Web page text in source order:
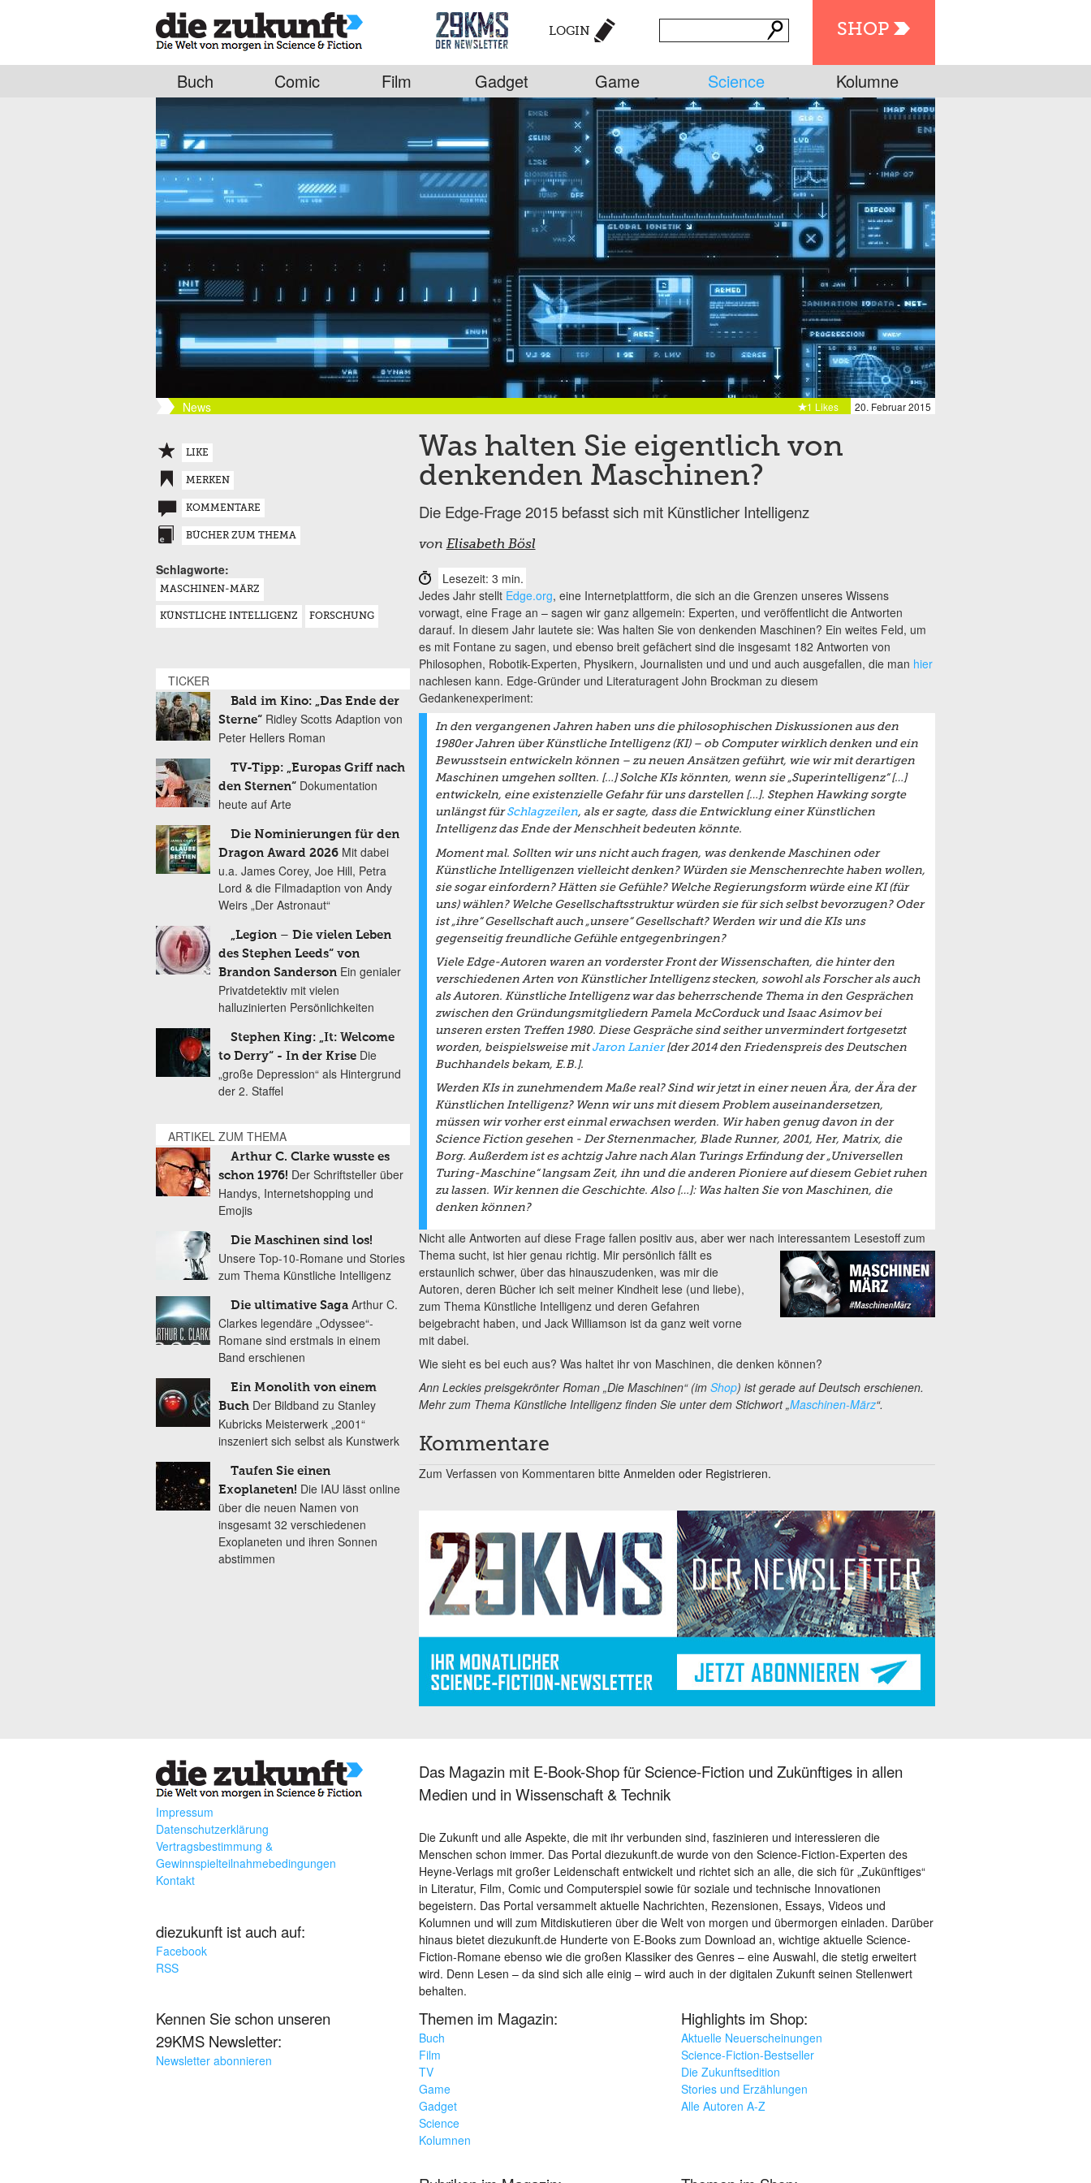
SHOP
LOGIN
Buch Comic Film Gadget Game Science Kolumne
News 20. Februar 2015
1 Likes
Was halten Sie eigentlich von
denkenden Maschinen?
Die Edge-Frage 2015 befasst sich mit Künstlicher Intelligenz
von Elisabeth Bösl
Lesezeit: 3 min.
Jedes Jahr stellt Edge.org, eine Internetplattform, die sich an die Grenzen unseres Wissens
vorwagt, eine Frage an – sagen wir ganz allgemein: Experten, und veröffentlicht die Antworten
darauf. In diesem Jahr lautete sie: Was halten Sie von denkenden Maschinen? Ein weites Feld, um
es mit Fontane zu sagen, und ebenso breit gefächert sind die insgesamt 182 Antworten von
Philosophen, Robotik-Experten, Physikern, Journalisten und und und auch ausgefallen, die man hier
nachlesen kann. Edge-Gründer und Literaturagent John Brockman zu diesem
Gedankenexperiment:
In den vergangenen Jahren haben uns die philosophischen Diskussionen aus den
1980er Jahren über Künstliche Intelligenz (KI) – ob Computer wirklich denken und ein
Bewusstsein entwickeln können – zu neuen Ansätzen geführt, wie wir mit derartigen
Maschinen umgehen sollten. […] Solche KIs könnten, wenn sie „Superintelligenz“ […]
entwickeln, eine existenzielle Gefahr für uns darstellen […]. Stephen Hawking sorgte
unlängst fürSchlagzeilen, als er sagte, dass die Entwicklung einer Künstlichen
Intelligenz das Ende der Menschheit bedeuten könnte.
Moment mal. Sollten wir uns nicht auch fragen, was denkende Maschinen oder
Künstliche Intelligenzen vielleicht denken? Würden sie Menschenrechte haben wollen,
sie sogar einfordern? Hätten sie Gefühle? Welche Regierungsform würde eine KI (für
uns) wählen? Welche Gesellschaftsstruktur würden sie für sich selbst bevorzugen? Oder
ist „ihre“ Gesellschaft auch „unsere“ Gesellschaft? Werden wir und die KIs uns
gegenseitig freundliche Gefühle entgegenbringen?
Viele Edge-Autoren waren an vorderster Front der Wissenschaften, die hinter den
verschiedenen Arten von Künstlicher Intelligenz stecken, sowohl als Forscher als auch
als Autoren. Künstliche Intelligenz war das beherrschende Thema in den Gesprächen
zwischen den Gründungsmitgliedern Pamela McCorduck und Isaac Asimov bei
unseren ersten Treffen 1980. Diese Gespräche sind seither unvermindert fortgesetzt
worden, beispielsweise mitJaron Lanier [der 2014 den Friedenspreis des Deutschen
Buchhandels bekam, E.B.].
Werden KIs in zunehmendem Maße real? Sind wir jetzt in einer neuen Ära, der Ära der
Künstlichen Intelligenz? Wenn wir uns mit diesem Problem auseinandersetzen,
müssen wir vorher erst einmal erwachsen werden. Wir haben genug davon in der
Science Fiction gesehen - Der Sternenmacher, Blade Runner, 2001, Her, Matrix, die
Borg. Außerdem ist es achtzig Jahre nach Alan Turings Erfindung der „Universellen
Turing-Maschine“ langsam Zeit, ihn und die anderen Pioniere auf diesem Gebiet ruhen
zu lassen. Wir kennen die Geschichte. Also […]: Was halten Sie von Maschinen, die
denken können?
Nicht alle Antworten auf diese Frage fallen positiv aus, aber wer nach interessantem Lesestoffzum
Thema sucht, ist hier genau richtig. Mir persönlich fällt es
erstaunlich schwer, über das hinauszudenken, was mir die
Autoren, deren Bücher ich seit meiner Kindheit lese (und liebe),
zum Thema Künstliche Intelligenz und deren Gefahren
beigebracht haben, und Jack Williamson ist da ganz weit vorne
mit dabei.
Wie sieht es bei euch aus? Was haltet ihr von Maschinen, die denken können?
Ann Leckies preisgekrönter Roman „Die Maschinen“ (im Shop) ist gerade auf Deutsch erschienen.
Mehr zum Thema Künstliche Intelligenz finden Sie unter dem Stichwort „Maschinen-März“.
Kommentare
Zum Verfassen von Kommentaren bitte Anmelden oder Registrieren.
LIKE
MERKEN
KOMMENTARE
BÜCHER ZUM THEMA
Schlagworte:
MASCHINEN-MÄRZ
KÜNSTLICHE INTELLIGENZ FORSCHUNG
TICKER
Bald im Kino: „Das Ende der
Sterne“ Ridley Scotts Adaption von
Peter Hellers Roman
TV-Tipp: „Europas Griff nach
den Sternen“ Dokumentation
heute auf Arte
Die Nominierungen für den
Dragon Award 2026 Mit dabei
u.a. James Corey, Joe Hill, Petra
Lord & die Filmadaption von Andy
Weirs „Der Astronaut“
„Legion – Die vielen Leben
des Stephen Leeds“ von
Brandon Sanderson Ein genialer
Privatdetektiv mit vielen
halluzinierten Persönlichkeiten
Stephen King: „It: Welcome
to Derry“ - In der Krise Die
„große Depression“ als Hintergrund
der 2. Staffel
ARTIKEL ZUM THEMA
Arthur C. Clarke wusste es
schon 1976! Der Schriftsteller über
Handys, Internetshopping und
Emojis
Die Maschinen sind los!
Unsere Top-10-Romane und Stories
zum Thema Künstliche Intelligenz
Die ultimative Saga Arthur C.
Clarkes legendäre „Odyssee“-
Romane sind erstmals in einem
Band erschienen
Ein Monolith von einem
Buch Der Bildband zu Stanley
Kubricks Meisterwerk „2001“
inszeniert sich selbst als Kunstwerk
Taufen Sie einen
Exoplaneten! Die IAU lässt online
über die neuen Namen von
insgesamt 32 verschiedenen
Exoplaneten und ihren Sonnen
abstimmen
Impressum
Datenschutzerklärung
Vertragsbestimmung &
Gewinnspielteilnahmebedingungen
Kontakt
diezukunft ist auch auf:
Facebook
RSS
Kennen Sie schon unseren
29KMS Newsletter:
Newsletter abonnieren
Das Magazin mit E-Book-Shop für Science-Fiction und Zukünftiges in allen
Medien und in Wissenschaft & Technik
Die Zukunft und alle Aspekte, die mit ihr verbunden sind, faszinieren und interessieren die
Menschen schon immer. Das Portal diezukunft.de wurde von den Science-Fiction-Experten des
Heyne-Verlags mit großer Leidenschaft entwickelt und richtet sich an alle, die sich für „Zukünftiges“
in Literatur, Film, Comic und Computerspiel sowie für soziale und technische Innovationen
begeistern. Das Portal versammelt aktuelle Nachrichten, Rezensionen, Essays, Videos und
Kolumnen und will zum Mitdiskutieren über die Welt von morgen und übermorgen einladen. Darüber
hinaus bietet diezukunft.de Hunderte von E-Books zum Download an, wichtige aktuelle Science-
Fiction-Romane ebenso wie die großen Klassiker des Genres – eine Auswahl, die stetig erweitert
wird. Denn Lesen – da sind sich alle einig – wird auch in der digitalen Zukunft seinen Stellenwert
behalten.
Themen im Magazin:
Buch
Film
TV
Game
Gadget
Science
Kolumnen
Highlights im Shop:
Aktuelle Neuerscheinungen
Science-Fiction-Bestseller
Die Zukunftsedition
Stories und Erzählungen
Alle Autoren A-Z